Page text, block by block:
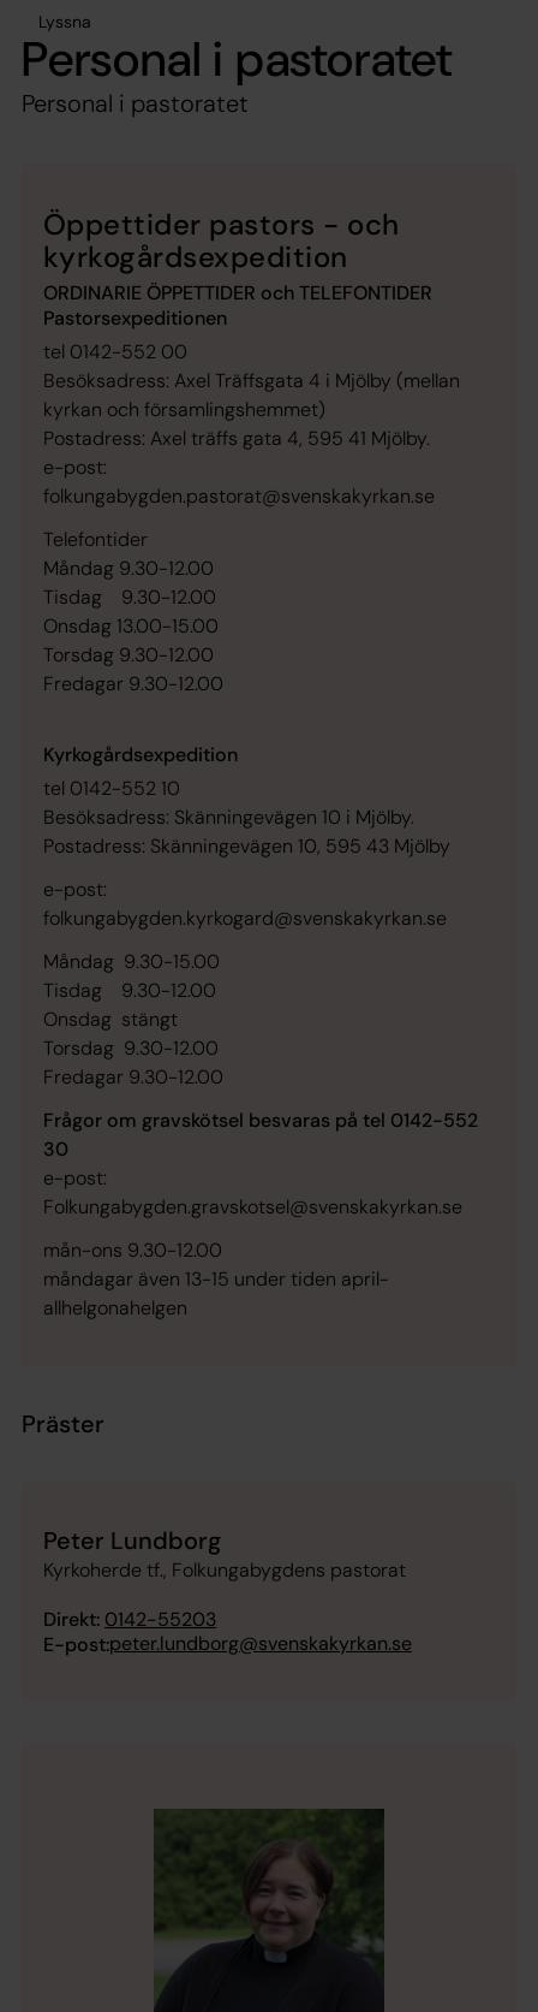
Lyssna
Personal i pastoratet
Personal i pastoratet
Öppettider pastors - och
kyrkogårdsexpedition
ORDINARIE ÖPPETTIDER och TELEFONTIDER
Pastorsexpeditionen
tel 0142-552 00
Besöksadress: Axel Träffsgata 4 i Mjölby (mellan
kyrkan och församlingshemmet)
Postadress: Axel träffs gata 4, 595 41 Mjölby.
e-post:
folkungabygden.pastorat@svenskakyrkan.se
Telefontider
Måndag 9.30-12.00
Tisdag 9.30-12.00
Onsdag 13.00-15.00
Torsdag 9.30-12.00
Fredagar 9.30-12.00
Kyrkogårdsexpedition
tel 0142-552 10
Besöksadress: Skänningevägen 10 i Mjölby.
Postadress: Skänningevägen 10, 595 43 Mjölby
e-post:
folkungabygden.kyrkogard@svenskakyrkan.se
Måndag 9.30-15.00
Tisdag 9.30-12.00
Onsdag stängt
Torsdag 9.30-12.00
Fredagar 9.30-12.00
Frågor om gravskötsel besvaras på tel 0142-552
30
e-post:
Folkungabygden.gravskotsel@svenskakyrkan.se
mån-ons 9.30-12.00
måndagar även 13-15 under tiden april-
allhelgonahelgen
Präster
Peter Lundborg
Kyrkoherde tf., Folkungabygdens pastorat
Direkt: 0142-55203
E-post:peter.lundborg@svenskakyrkan.se